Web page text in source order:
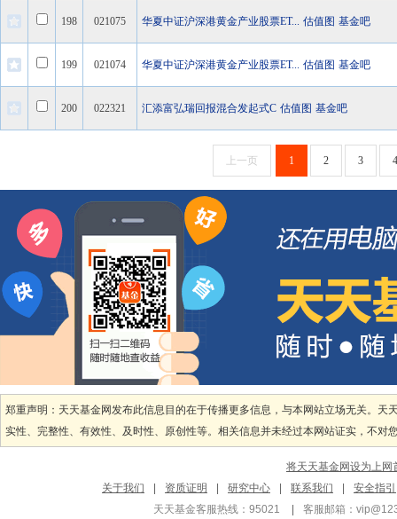
198 021075 华夏中证沪深港黄金产业股票ET... 估值图 基金吧
199 021074 华夏中证沪深港黄金产业股票ET... 估值图 基金吧
200 022321 汇添富弘瑞回报混合发起式C 估值图 基金吧
上一页 1 2 3 4
郑重声明：天天基金网发布此信息目的在于传播更多信息，与本网站立场无关。
实性、完整性、有效性、及时性、原创性等。相关信息并未经过本网站证实，不
将天天基金网设为上网
关于我们
资质证明 研究中心 联系我们
安全指引
天天基金客服热线：95021
客服邮箱：